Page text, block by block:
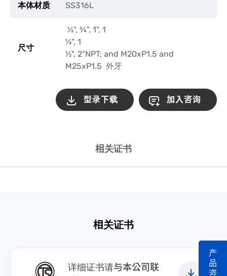
本体材质 SS316L
尺寸
½", ¾", 1", 1
¼", 1
½", 2"NPT; and M20xP1.5 and
M25xP1.5 外牙
型录下载 加入咨询
相关证书
相关证书
详细证书请与本公司联
产
品
咨